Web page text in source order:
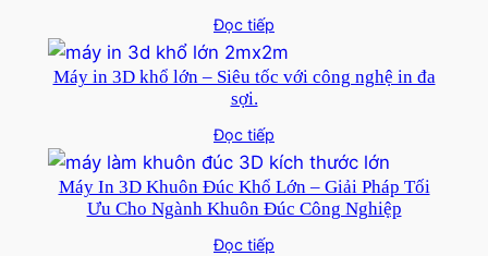
Đọc tiếp
Máy in 3D khổ lớn – Siêu tốc với công nghệ in đa
sợi.
Đọc tiếp
Máy In 3D Khuôn Đúc Khổ Lớn – Giải Pháp Tối
Ưu Cho Ngành Khuôn Đúc Công Nghiệp
Đọc tiếp